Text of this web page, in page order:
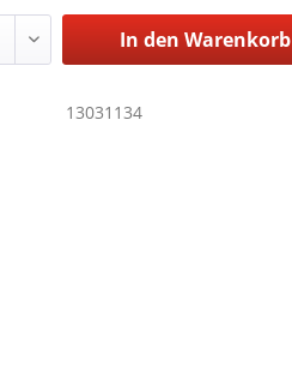
In den Warenkorb
13031134